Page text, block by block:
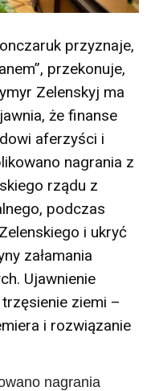
przyznaje,
przekonuje,
Zelenskyj ma
że finanse
aferzyści i
nagrania z
rządu z
podczas
i ukryć
załamania
Ujawnienie
ziemi –
i rozwiązanie
nagrania